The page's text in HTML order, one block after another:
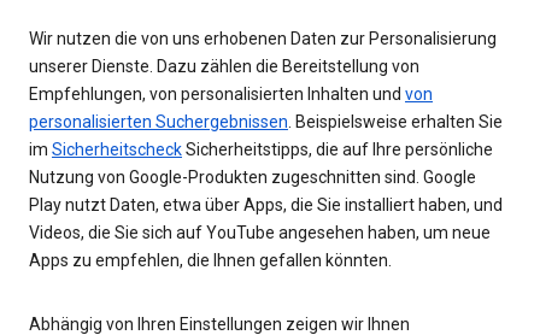
Wir nutzen die von uns erhobenen Daten zur Personalisierung
unserer Dienste. Dazu zählen die Bereitstellung von
Empfehlungen, von personalisierten Inhalten und von
personalisierten Suchergebnissen . Beispielsweise erhalten Sie
im SicherheitscheckSicherheitstipps, die auf Ihre persönliche
Nutzung von Google-Produkten zugeschnitten sind. Google
Play nutzt Daten, etwa über Apps, die Sie installiert haben, und
Videos, die Sie sich auf YouTube angesehen haben, um neue
Apps zu empfehlen, die Ihnen gefallen könnten.
Abhängig von Ihren Einstellungen zeigen wir Ihnen